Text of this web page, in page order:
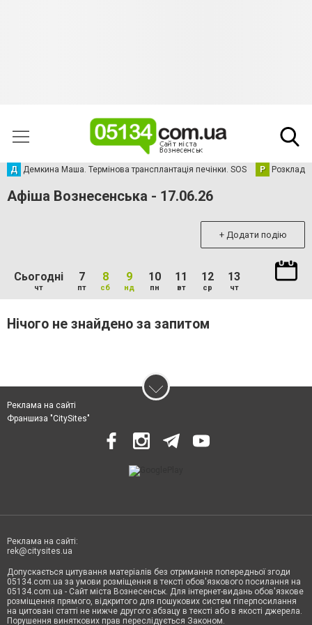
Д Демкина Маша. Термінова трансплантація печінки. SOS Р Розклад
Афіша Вознесенська - 17.06.26
+ Додати подію
Сьогодні
чт
7
пт
8
сб
9
нд
10
пн
11
вт
12
ср
13
чт
Нічого не знайдено за запитом
Реклама на сайті
Франшиза "CitySites"
Реклама на сайті:
rek@citysites.ua
Допускається цитування матеріалів без отримання попередньої згоди
05134.com.ua за умови розміщення в тексті обов'язкового посилання на
05134.com.ua - Сайт міста Вознесенськ. Для інтернет-видань обов'язкове
розміщення прямого, відкритого для пошукових систем гіперпосилання
на цитовані статті не нижче другого абзацу в тексті або в якості джерела.
Порушення виняткових прав переслідується Законом.